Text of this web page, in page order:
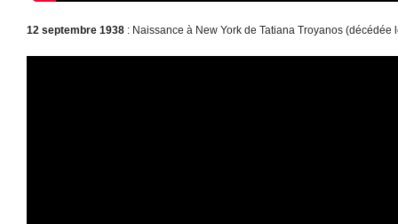
12 septembre 1938 : Naissance à New York de Tatiana Troyanos (décédée